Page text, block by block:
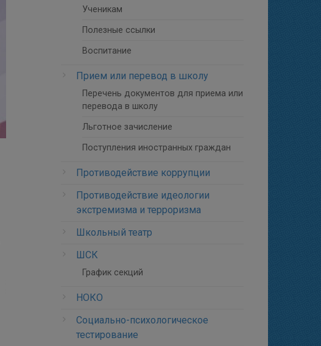
Ученикам
Полезные ссылки
Воспитание
Прием или перевод в школу
Перечень документов для приема или
перевода в школу
Льготное зачисление
Поступления иностранных граждан
Противодействие коррупции
Противодействие идеологии
экстремизма и терроризма
Школьный театр
ШСК
График секций
НОКО
Социально-психологическое
тестирование